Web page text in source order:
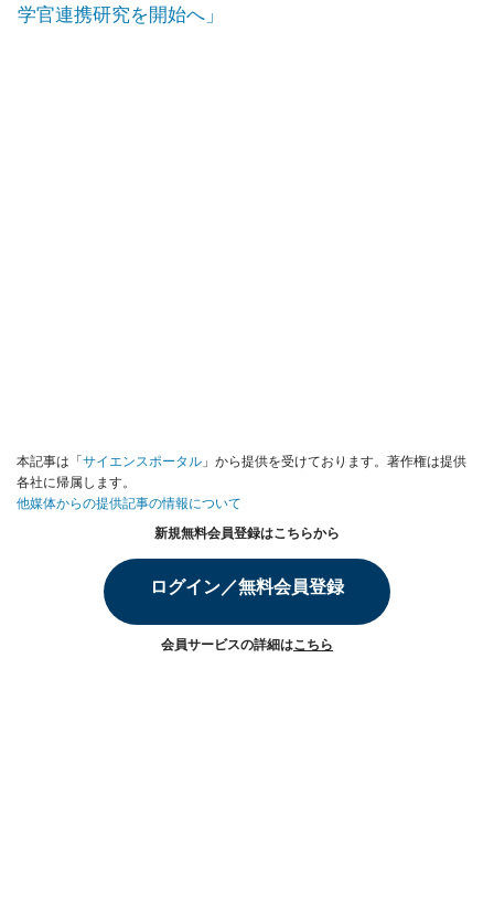
学官連携研究を開始へ」
本記事は「サイエンスポータル 」から提供を受けております。著作権は提供
各社に帰属します。
他媒体からの提供記事の情報について
新規無料会員登録はこちらから
ログイン／無料会員登録
会員サービスの詳細はこちら